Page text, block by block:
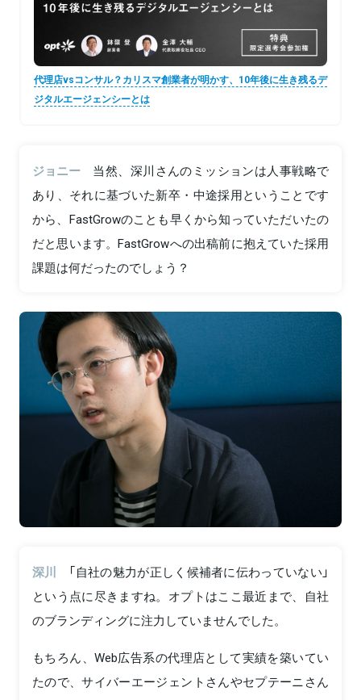
代理店vsコンサル？カリスマ創業者が明かす、10年後に生き残るデ
ジタルエージェンシーとは
ジョニー
当然、深川さんのミッションは人事戦略で
あり、それに基づいた新卒・中途採用ということです
から、FastGrowのことも早くから知っていただいたの
だと思います。FastGrowへの出稿前に抱えていた採用
課題は何だったのでしょう？
深川
「自社の魅力が正しく候補者に伝わっていない」
という点に尽きますね。オプトはここ最近まで、自社
のブランディングに注力していませんでした。
もちろん、Web広告系の代理店として実績を築いてい
たので、サイバーエージェントさんやセプテーニさん